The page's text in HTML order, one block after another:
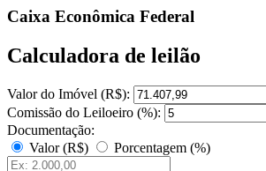
Caixa Econômica Federal
Calculadora de leilão
Valor do Imóvel (R$):
Comissão do Leiloeiro (%):
Documentação:
Valor (R$)
Porcentagem (%)